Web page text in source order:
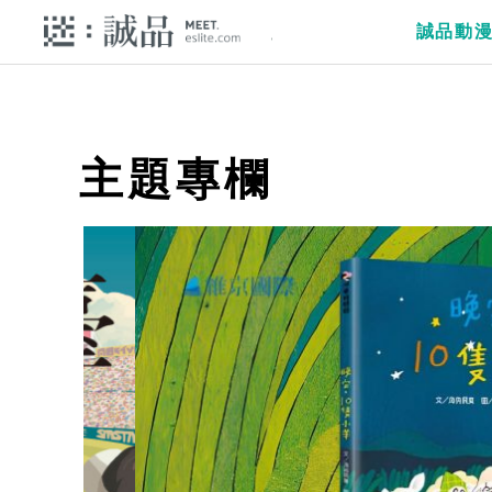
誠品動
主題專欄